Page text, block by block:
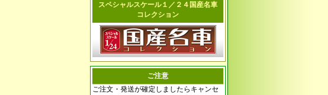
スペシャルスケール１／２４国産名車
コレクション
ご注意
ご注文・発送が確定しましたらキャンセ